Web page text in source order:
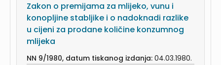
Zakon o premijama za mlijeko, vunu i
konopljine stabljike i o nadoknadi razlike
u cijeni za prodane količine konzumnog
mlijeka
NN 9/1980, datum tiskanog izdanja: 04.03.1980.